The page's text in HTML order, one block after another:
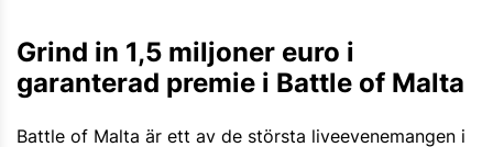
Grind in 1,5 miljoner euro i
garanterad premie i Battle of Malta
Battle of Malta är ett av de största liveevenemangen i